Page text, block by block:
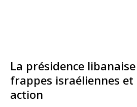
La présidence
frappes israéliennes et
action